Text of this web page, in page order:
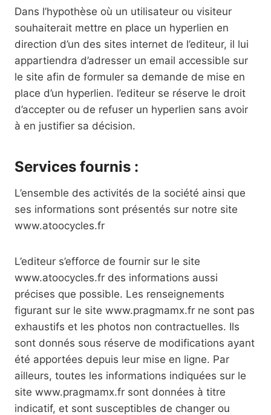
Dans l’hypothèse où un utilisateur ou visiteur
souhaiterait mettre en place un hyperlien en
direction d’un des sites internet de l’editeur, il lui
appartiendra d’adresser un email accessible sur
le site afin de formuler sa demande de mise en
place d’un hyperlien. l’editeur se réserve le droit
d’accepter ou de refuser un hyperlien sans avoir
à en justifier sa décision.
Services fournis :
L’ensemble des activités de la société ainsi que
ses informations sont présentés sur notre site
www.atoocycles.fr
L’editeur s’efforce de fournir sur le site
www.atoocycles.fr des informations aussi
précises que possible. Les renseignements
figurant sur le site www.pragmamx.fr ne sont pas
exhaustifs et les photos non contractuelles. Ils
sont donnés sous réserve de modifications ayant
été apportées depuis leur mise en ligne. Par
ailleurs, toutes les informations indiquées sur le
site www.pragmamx.fr sont données à titre
indicatif, et sont susceptibles de changer ou